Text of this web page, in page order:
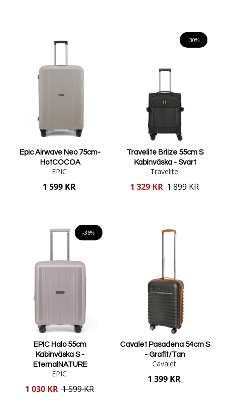
Epic Airwave Neo 75cm-
HotCOCOA
EPIC
1 599 KR
-30%
Travelite Briize 55cm S
Kabinväska - Svart
Travelite
Reducerat
1 329 KR 1 899 KR
-36%
EPIC Halo 55cm
Kabinväska S -
EternalNATURE
EPIC
Reducerat
1 030 KR 1 599 KR
Cavalet Pasadena 54cm S
- Grafit/Tan
Cavalet
1 399 KR